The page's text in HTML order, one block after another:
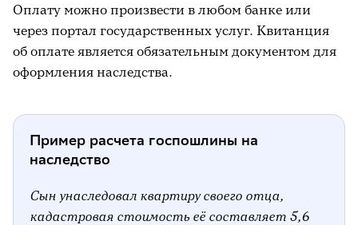
Оплату можно произвести в любом банке или
через портал государственных услуг. Квитанция
об оплате является обязательным документом для
оформления наследства.
Пример расчета госпошлины на
наследство
Сын унаследовал квартиру своего отца,
кадастровая стоимость её составляет 5,6